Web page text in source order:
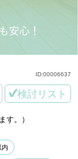
す。）
検討リスト
内
ID:00006637